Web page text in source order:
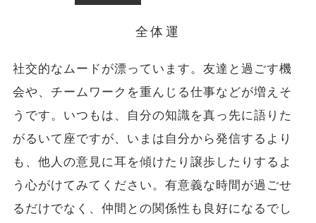
全体運
社交的なムードが漂っています。友達と過ごす機
会や、チームワークを重んじる仕事などが増えそ
うです。いつもは、自分の知識を真っ先に語りた
がるいて座ですが、いまは自分から発信するより
も、他人の意見に耳を傾けたり譲歩したりするよ
う心がけてみてください。有意義な時間が過ごせ
るだけでなく、仲間との関係性も良好になるでし